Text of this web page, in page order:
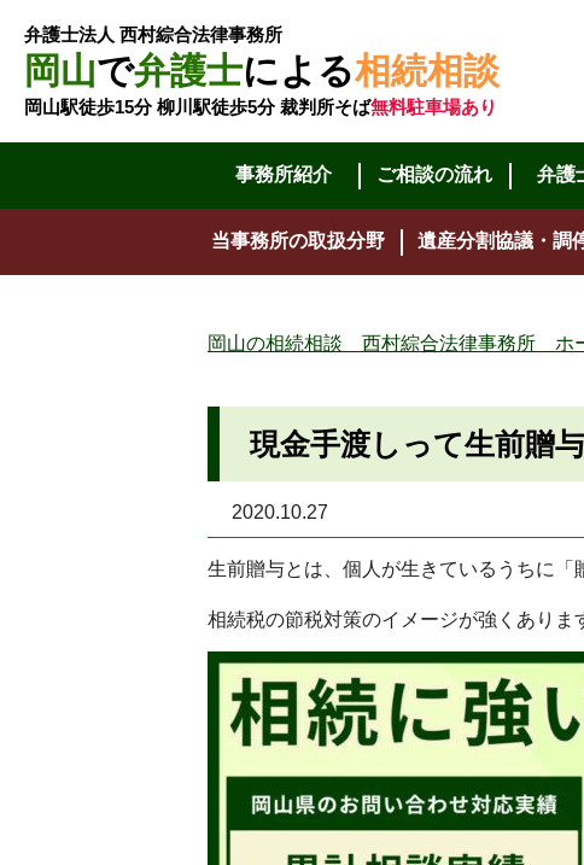
弁護士法人 西村綜合法律事務所
岡山で弁護士による相続相談
岡山駅徒歩15分 柳川駅徒歩5分 裁判所そば無料駐車場あり
事務所紹介 ご相談の流れ 弁護
当事務所の取扱分野 遺産分割協議・調
岡山の相続相談 西村綜合法律事務所 ホ
現金手渡しって生前贈
2020.10.27
生前贈与とは、個人が生きているうちに「
相続税の節税対策のイメージが強くありま